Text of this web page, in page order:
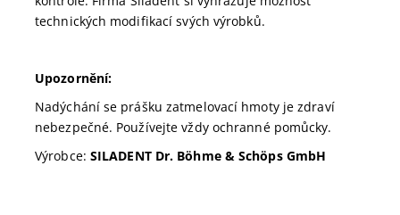
technických modifikací svých výrobků.
Upozornění:
Nadýchání se prášku zatmelovací hmoty je zdraví
nebezpečné. Používejte vždy ochranné pomůcky.
Výrobce: SILADENT Dr. Böhme & Schöps GmbH